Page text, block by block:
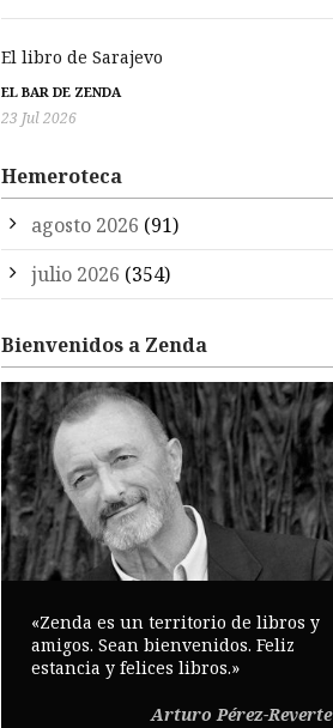
El libro de Sarajevo
EL BAR DE ZENDA
23 Jul 2026
Hemeroteca
agosto 2026 (91)
julio 2026 (354)
Bienvenidos a Zenda
«Zenda es un territorio de libros y
amigos. Sean bienvenidos. Feliz
estancia y felices libros.»
Arturo Pérez-Reverte